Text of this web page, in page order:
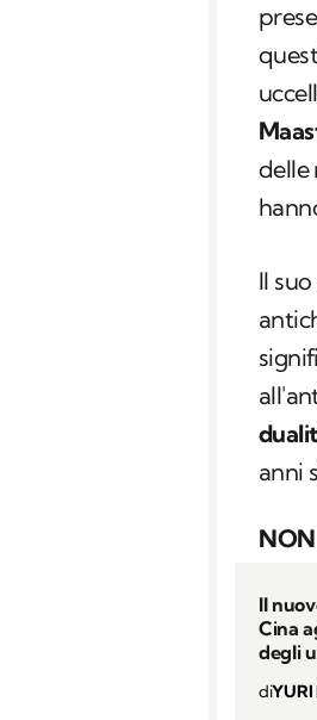
delle
Il
anni
Il
Cina
degli
diYURI